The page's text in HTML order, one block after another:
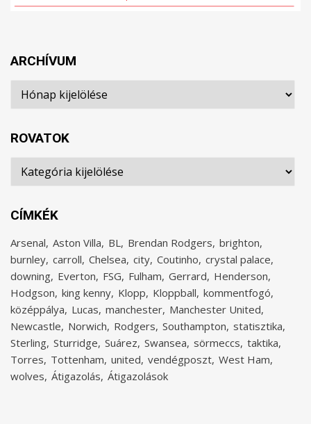
ARCHÍVUM
Archívum
ROVATOK
Rovatok
CÍMKÉK
Arsenal Aston Villa BL Brendan Rodgers brighton
burnley carroll Chelsea city Coutinho crystal palace
downing Everton FSG Fulham Gerrard Henderson
Hodgson king kenny Klopp Kloppball kommentfogó
középpálya Lucas manchester Manchester United
Newcastle Norwich Rodgers Southampton statisztika
Sterling Sturridge Suárez Swansea sörmeccs taktika
Torres Tottenham united vendégposzt West Ham
wolves Átigazolás Átigazolások